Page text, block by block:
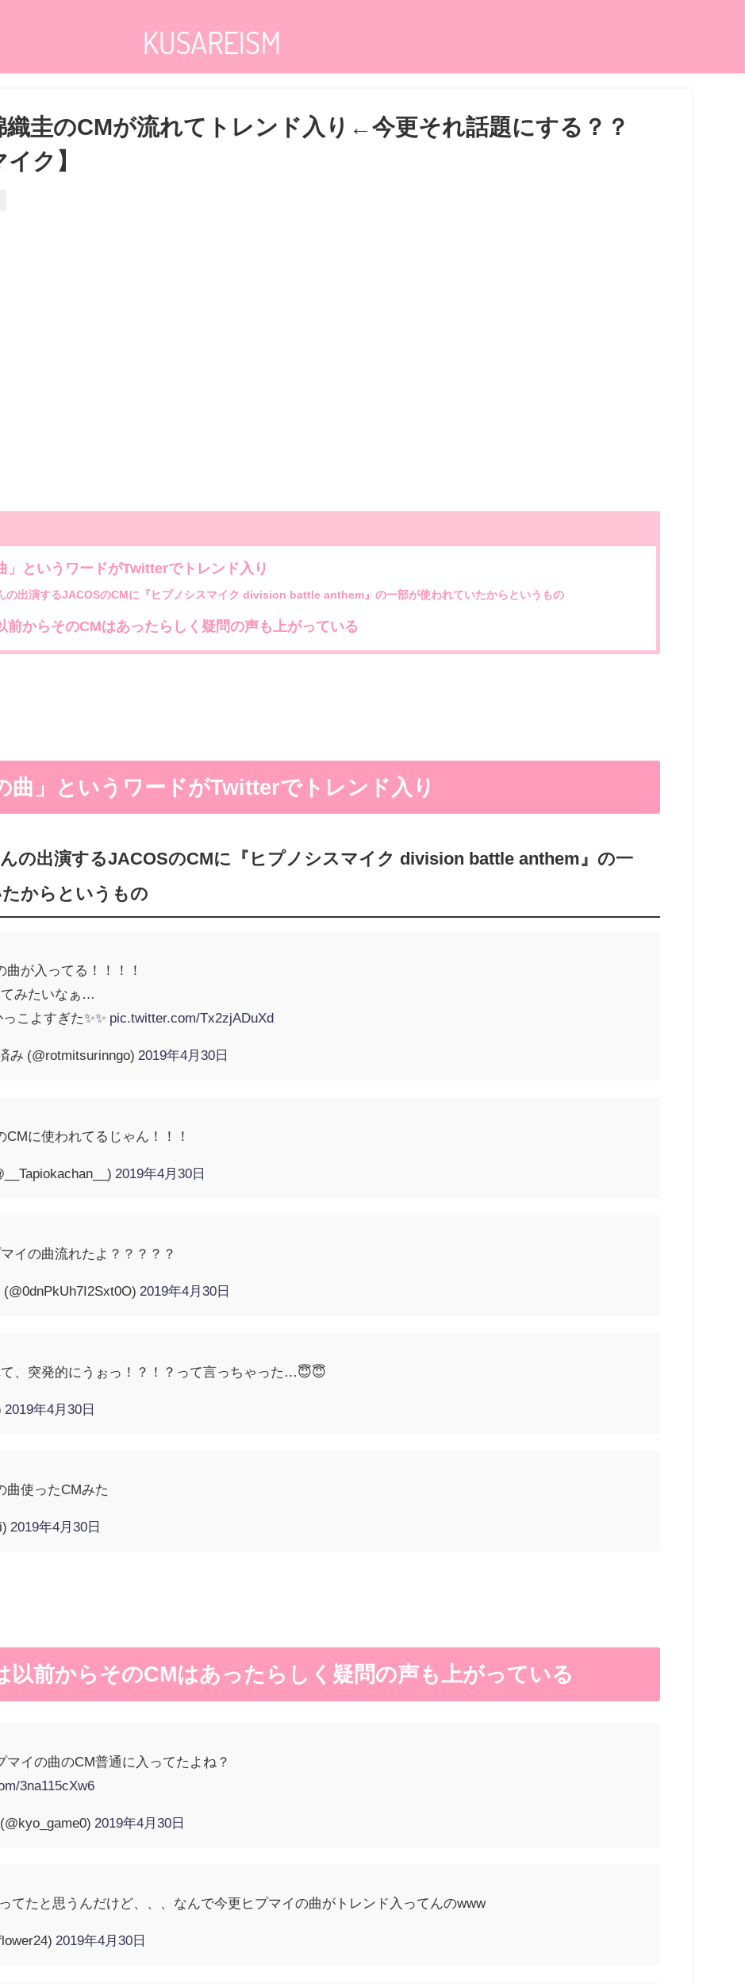
織圭のCMが流れてトレンド入り←今更それ話題にする？？
ク】
」というワードがTwitterでトレンド入り
の出演するJACOSのCMに『ヒプノシスマイク division battle anthem』の一部が使われていたからというもの
前からそのCMはあったらしく疑問の声も上がっている
曲」というワードがTwitterでトレンド入り
の出演するJACOSのCMに『ヒプノシスマイク division battle anthem』の一
からというもの
曲が入ってる！！！！
みたいなぁ…
こよすぎた✨✨ pic.twitter.com/Tx2zjADuXd
み (@rotmitsurinngo) 2019年4月30日
CMに使われてるじゃん！！！
2019年4月30日
イの曲流れたよ？？？？？
2019年4月30日
、突発的にうぉっ！？！？って言っちゃった…😇😇
2019年4月30日
曲使ったCMみた
2019年4月30日
以前からそのCMはあったらしく疑問の声も上がっている
マイの曲のCM普通に入ってたよね？
3na115cXw6
2019年4月30日
てたと思うんだけど、、、なんで今更ヒプマイの曲がトレンド入ってんのwww
2019年4月30日